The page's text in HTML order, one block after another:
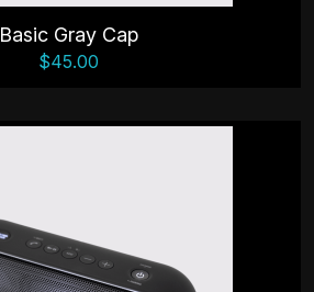
Basic Gray Cap
$45.00